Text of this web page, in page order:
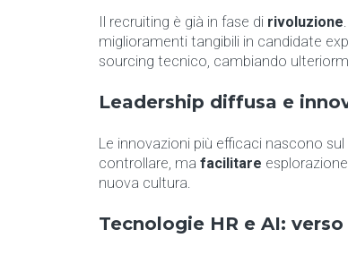
Il recruiting è già in fase di rivoluzione
miglioramenti tangibili in candidate
sourcing tecnico, cambiando
Leadership diffusa e
Le innovazioni più efficaci nascono
controllare, ma facilitare
nuova cultura.
Tecnologie HR e AI: